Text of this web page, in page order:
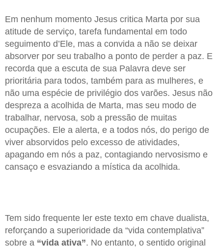
Em nenhum momento Jesus critica Marta por sua
atitude de serviço, tarefa fundamental em todo
seguimento d’Ele, mas a convida a não se deixar
absorver por seu trabalho a ponto de perder a paz. E
recorda que a escuta de sua Palavra deve ser
prioritária para todos, também para as mulheres, e
não uma espécie de privilégio dos varões. Jesus não
despreza a acolhida de Marta, mas seu modo de
trabalhar, nervosa, sob a pressão de muitas
ocupações. Ele a alerta, e a todos nós, do perigo de
viver absorvidos pelo excesso de atividades,
apagando em nós a paz, contagiando nervosismo e
cansaço e esvaziando a mística da acolhida.
Tem sido frequente ler este texto em chave dualista,
reforçando a superioridade da “vida contemplativa”
sobre a “vida ativa”. No entanto, o sentido original